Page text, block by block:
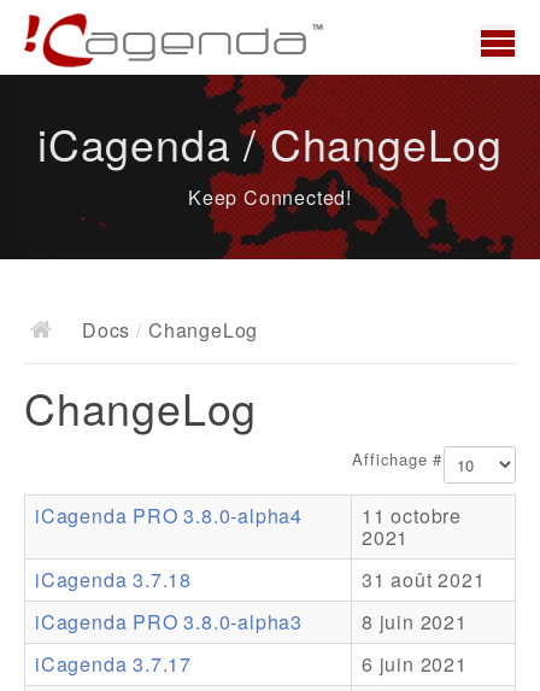
News
Docs
Documentation
Ressources
Addons
Theme Packs
Translation Packs
iCagenda / ChangeLog
Keep Connected!
Docs / ChangeLog
ChangeLog
Affichage #
iCagenda PRO 3.8.0-alpha4 11 octobre
2021
iCagenda 3.7.18
31 août 2021
iCagenda PRO 3.8.0-alpha3
8 juin 2021
iCagenda 3.7.17
6 juin 2021